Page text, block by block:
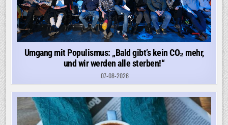
Umgang mit Populismus: „Bald gibt’s kein CO₂ mehr,
und wir werden alle sterben!“
07-08-2026